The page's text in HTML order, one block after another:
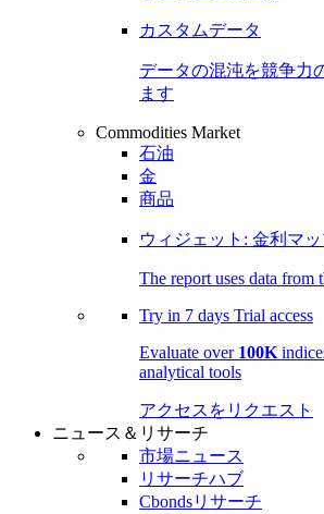
カスタムデータ
データの混沌を競争力
ます
Commodities Market
石油
金
商品
ウィジェット: 金利マ
The report uses data from
Try in 7 days Trial access
Evaluate over 100K
analytical tools
アクセスをリクエスト
ニュース＆リサーチ
市場ニュース
リサーチハブ
Cbondsリサーチ